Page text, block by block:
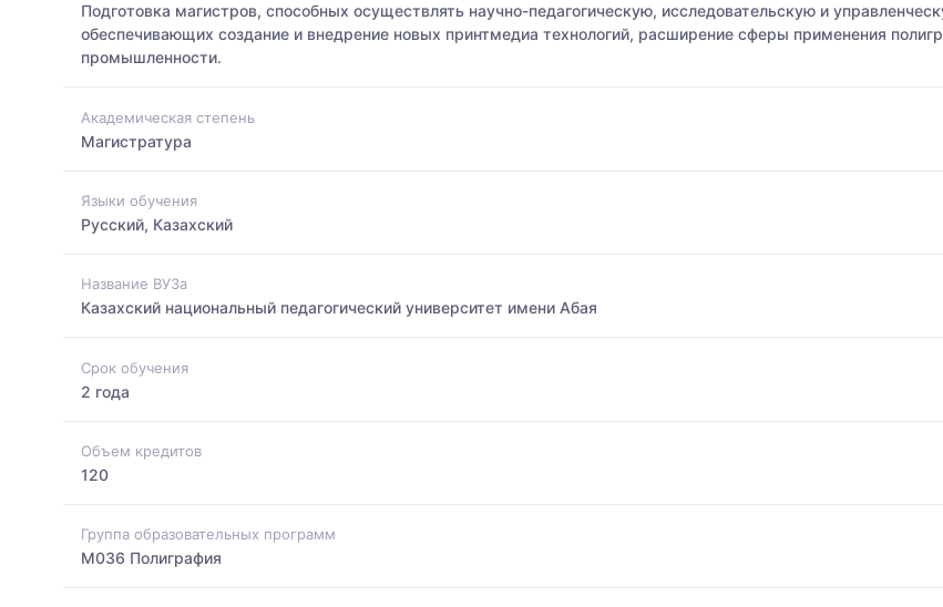
Подготовка магистров, способных осуществлять научно-педагогическую, исследовательскую и
обеспечивающих создание и внедрение новых принтмедиа технологий, расширение сферы применения
промышленности.
Академическая степень
Магистратура
Языки обучения
Русский, Казахский
Название ВУЗа
Казахский национальный педагогический университет имени Абая
Срок обучения
2 года
Объем кредитов
120
Группа образовательных программ
M036 Полиграфия